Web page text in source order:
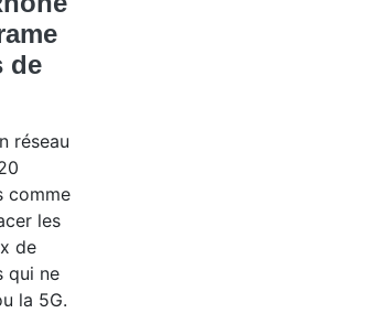
de
réseau
comme
les
de
qui ne
la 5G.